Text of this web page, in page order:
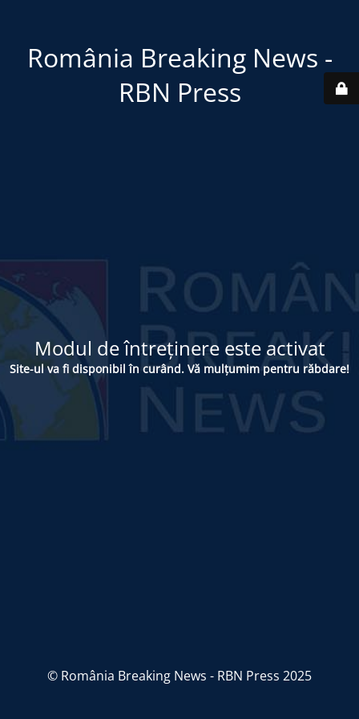
România Breaking News -
RBN Press
Modul de întreținere este activat
Site-ul va fi disponibil în curând. Vă mulțumim pentru răbdare!
© România Breaking News - RBN Press 2025